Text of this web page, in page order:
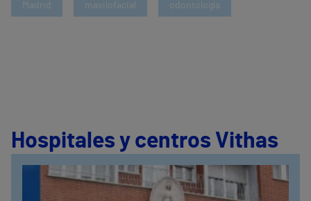
Madrid maxilofacial odontología
Hospitales y centros Vithas